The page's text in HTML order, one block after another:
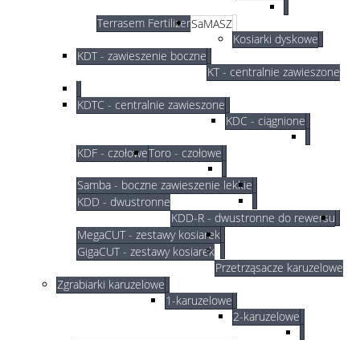
Terrasem FertilizerSaMASZ
Kosiarki dyskowe
KDT - zawieszenie boczne
KT - centralnie zawieszone
KDTC - centralnie zawieszone
KDC - ciągnione
KDF - czołoweToro - czołowe
Samba - boczne zawieszenie lekkie
KDD - dwustronne
KDD-R - dwustronne do rewersu
MegaCUT - zestawy kosiarek
GigaCUT - zestawy kosiarek
Przetrząsacze karuzelowe
Zgrabiarki karuzelowe
1-karuzelowe
2-karuzelowe